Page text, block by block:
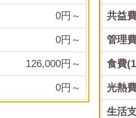
0円～
0円～
126,000円～
0円～
共益
管理
食費
光熱
生活